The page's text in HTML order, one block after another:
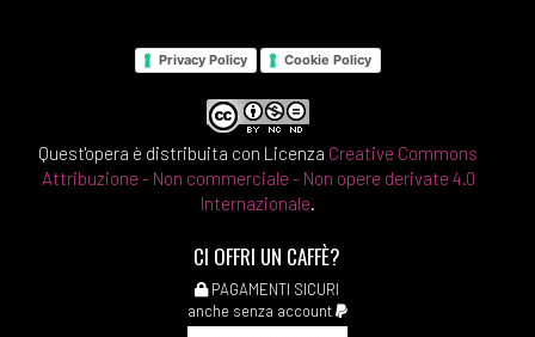
Privacy Policy Cookie Policy
Quest'opera è distribuita con Licenza Creative Commons
Attribuzione - Non commerciale - Non opere derivate 4.0
Internazionale.
CI OFFRI UN CAFFÈ?
PAGAMENTI SICURI
anche senza account